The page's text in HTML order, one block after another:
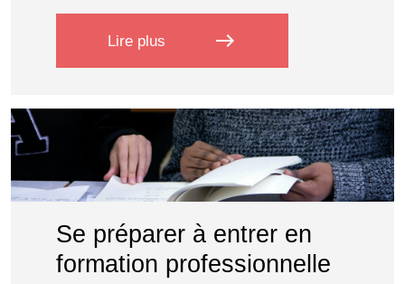
Lire plus
sur Remise à niveau et culture
east
Se préparer à entrer en
formation professionnelle